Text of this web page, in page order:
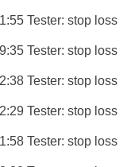
Tester: stop loss
Tester: stop loss
Tester: stop loss
Tester: stop loss
Tester: stop loss